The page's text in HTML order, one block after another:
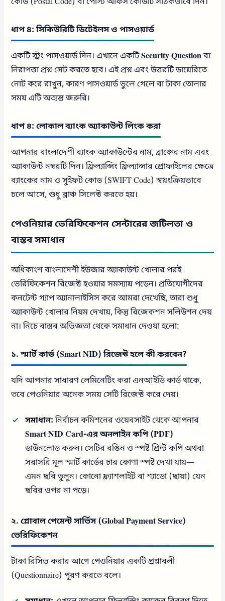
ধাপ ৪: সিকিউরিটি ডিটেইলস ও পাসওয়ার্ড
একটি স্ট্রং পাসওয়ার্ড দিন। এখানে একটিSecurity Questionবা
নিরাপত্তা প্রশ্ন সেট করতে হবে। এই প্রশ্ন এবং উত্তরটি ডায়েরিতে
নোট করে রাখুন, কারণ পাসওয়ার্ড ভুলে গেলে বা টাকা তোলার
সময় এটি অত্যন্ত জরুরি।
ধাপ ৪: লোকাল ব্যাংক অ্যাকাউন্ট লিংক করা
আপনার বাংলাদেশী ব্যাংক অ্যাকাউন্টের নাম, ব্রাঞ্চের নাম এবং
অ্যাকাউন্ট নম্বরটি দিন। ফ্রিল্যান্সিং ফ্রিল্যান্সার প্রোফাইলের ক্ষেত্রে
ব্যাংকের নাম ও সুইফট কোড (SWIFT Code) স্বয়ংক্রিয়ভাবে
চলে আসে, শুধু ব্রাঞ্চ সিলেক্ট করতে হয়।
পেওনিয়ার ভেরিফিকেশন সেন্টারের জটিলতা ও
বাস্তব সমাধান
অধিকাংশ বাংলাদেশী ইউজার অ্যাকাউন্ট খোলার পরই
ভেরিফিকেশন রিজেক্ট হওয়ার সমস্যায় পড়েন। প্রতিযোগীদের
কনটেন্ট গ্যাপ অ্যানালাইসিস করে আমরা দেখেছি, তারা শুধু
অ্যাকাউন্ট খোলার নিয়ম দেখায়, কিন্তু রিজেকশন সলিউশন দেয়
না। নিচে বাস্তব অভিজ্ঞতা থেকে সমাধান দেওয়া হলো:
১. স্মার্ট কার্ড (Smart NID) রিজেক্ট হলে কী করবেন?
যদি আপনার সাধারণ লেমিনেটিং করা এনআইডি কার্ড থাকে,
তবে পেওনিয়ার অনেক সময় সেটি রিজেক্ট করে দেয়।
সমাধান:নির্বাচন কমিশনের ওয়েবসাইট থেকে আপনার
Smart NID Card-এর অনলাইন কপি (PDF)
ডাউনলোড করুন। সেটির রঙিন ও স্পষ্ট প্রিন্ট কপি অথবা
সরাসরি মূল স্মার্ট কার্ডের চার কোণা স্পষ্ট দেখা যায়—
এমন ছবি তুলুন। কোনো ফ্ল্যাশলাইট বা শ্যাডো (ছায়া) যেন
ছবির ওপর না পড়ে।
২. গ্লোবাল পেমেন্ট সার্ভিস (Global Payment Service)
ভেরিফিকেশন
টাকা রিসিভ করার আগে পেওনিয়ার একটি প্রশ্নাবলী
(Questionnaire) পূরণ করতে বলে।